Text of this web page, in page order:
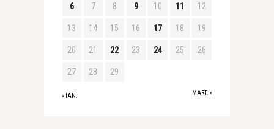
« IAN. MART. »
6 7 8 9 10 11 12
13 14 15 16 17 18 19
20 21 22 23 24 25 26
27 28 29